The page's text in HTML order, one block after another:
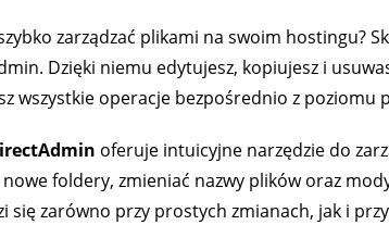
zarządzać plikami na swoim hostingu?
Dzięki niemu edytujesz, kopiujesz i
wszystkie operacje bezpośrednio z poziomu
oferuje intuicyjne narzędzie do
foldery, zmieniać nazwy plików oraz
się zarówno przy prostych zmianach, jak i